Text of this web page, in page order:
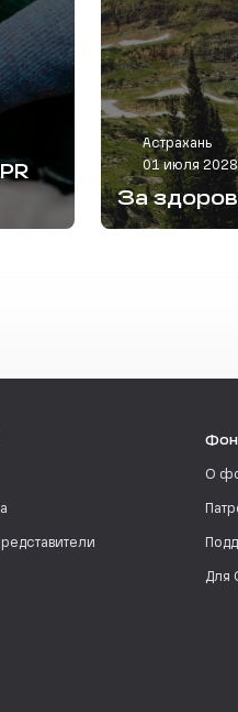
Астрахань
01 июля 2028
За
О
Для